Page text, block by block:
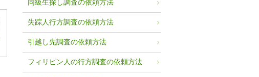
同級生探し調査の依頼方法
失踪人行方調査の依頼方法
引越し先調査の依頼方法
フィリピン人の行方調査の依頼方法